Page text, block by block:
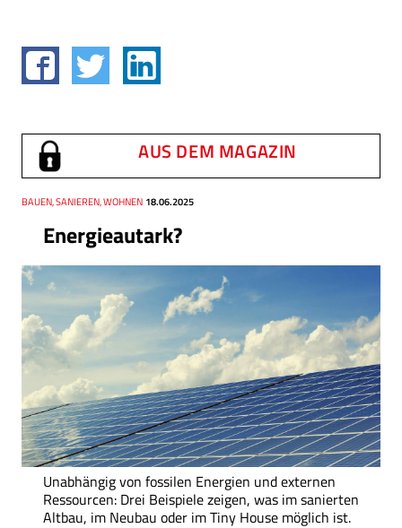
AUS DEM MAGAZIN
Energieautark?
Thema
BAUEN, SANIEREN, WOHNEN
Datum 18.06.2025
Unabhängig von fossilen Energien und externen
Ressourcen: Drei Beispiele zeigen, was im sanierten
Altbau, im Neubau oder im Tiny House möglich ist.